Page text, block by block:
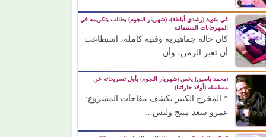
في مئوية (رشدي أباظة)، (شهريار النجوم) يطالب بتكريمه في
المهرجانات السينمائية
كان حالة جماهيرية وفنية كاملة، استطاعت
أن تعبر الزمن، وأن...
(محمد ياسين) يخص (شهريار النجوم) بأول تصريحاته عن
مسلسله (أولاد حاراتنا)
* المخرج الكبير يكشف مفاجآت المشروع:
عمرو سعد منتج وليس...